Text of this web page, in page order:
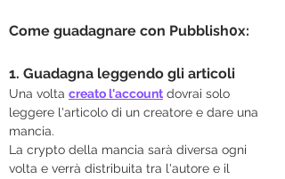
Come guadagnare con Pubblish0x:
1. Guadagna leggendo gli articoli
Una volta creato l'account dovrai solo
leggere l'articolo di un creatore e dare una
mancia.
La crypto della mancia sarà diversa ogni
volta e verrà distribuita tra l'autore e il